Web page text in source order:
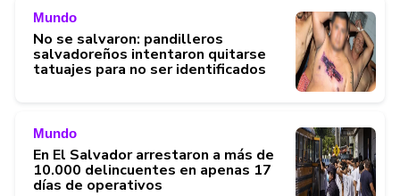
Mundo
No se salvaron: pandilleros
salvadoreños intentaron quitarse
tatuajes para no ser identificados
Mundo
En El Salvador arrestaron a más de
10.000 delincuentes en apenas 17
días de operativos